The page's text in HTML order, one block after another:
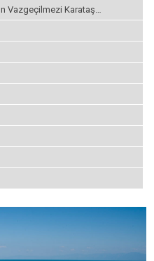
Vazgeçilmezi Karataş…